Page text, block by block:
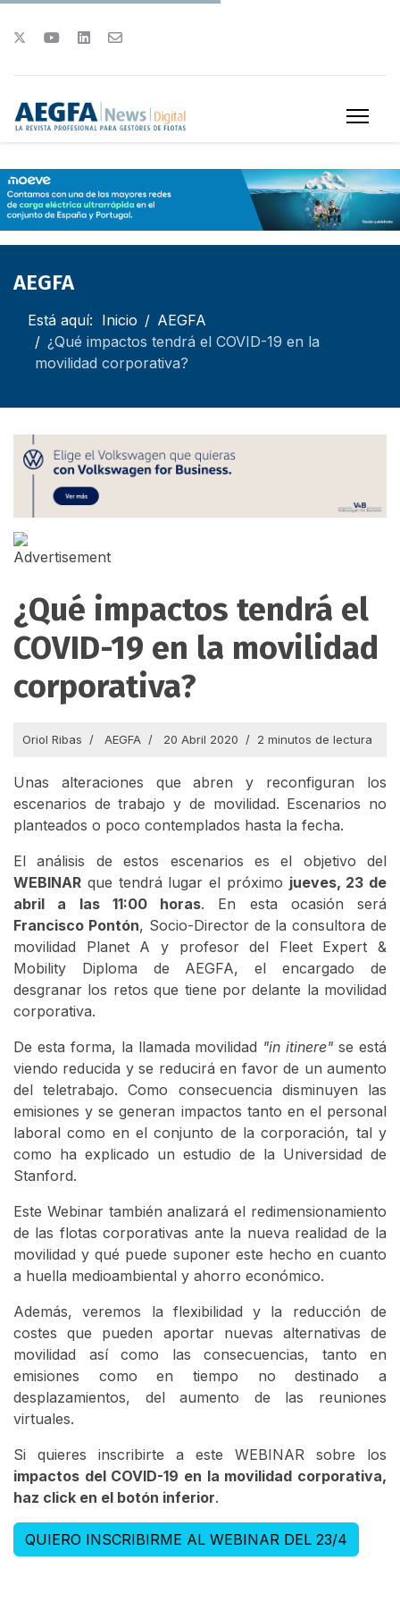
AEGFA
Está aquí: Inicio
AEGFA
¿Qué impactos tendrá el COVID-19 en la
movilidad corporativa?
¿Qué impactos tendrá el
COVID-19 en la movilidad
corporativa?
Oriol Ribas AEGFA 20 Abril 2020 2 minutos de lectura
Unas alteraciones que abren y reconfiguran los
escenarios de trabajo y de movilidad. Escenarios no
planteados o poco contemplados hasta la fecha.
El análisis de estos escenarios es el objetivo del
WEBINAR que tendrá lugar el próximo jueves, 23 de
abril a las 11:00 horas. En esta ocasión será
Francisco Pontón, Socio-Director de la consultora de
movilidad Planet A y profesor del Fleet Expert &
Mobility Diploma de AEGFA, el encargado de
desgranar los retos que tiene por delante la movilidad
corporativa.
De esta forma, la llamada movilidad "in itinere" se está
viendo reducida y se reducirá en favor de un aumento
del teletrabajo. Como consecuencia disminuyen las
emisiones y se generan impactos tanto en el personal
laboral como en el conjunto de la corporación, tal y
como ha explicado un estudio de la Universidad de
Stanford.
Este Webinar también analizará el redimensionamiento
de las flotas corporativas ante la nueva realidad de la
movilidad y qué puede suponer este hecho en cuanto
a huella medioambiental y ahorro económico.
Además, veremos la flexibilidad y la reducción de
costes que pueden aportar nuevas alternativas de
movilidad así como las consecuencias, tanto en
emisiones como en tiempo no destinado a
desplazamientos, del aumento de las reuniones
virtuales.
Si quieres inscribirte a este WEBINAR sobre los
impactos del COVID-19 en la movilidad corporativa,
haz click en el botón inferior.
QUIERO INSCRIBIRME AL WEBINAR DEL 23/4